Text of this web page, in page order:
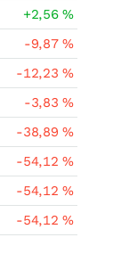
+2,56%
-9,87%
-12,23%
-3,83%
-38,89%
-54,12%
-54,12%
-54,12%